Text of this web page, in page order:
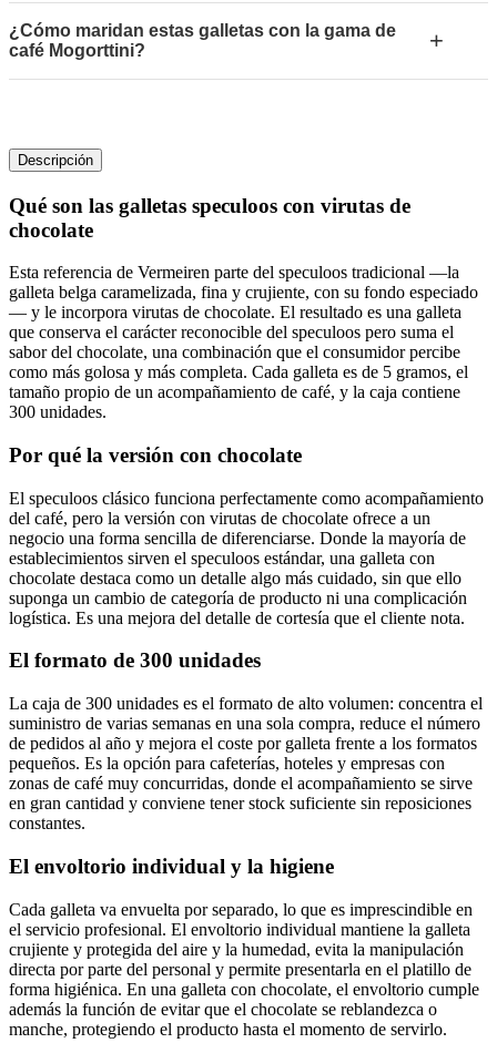
¿Cómo maridan estas galletas con la gama de
café Mogorttini?
+
Descripción
Qué son las galletas speculoos con virutas de
chocolate
Esta referencia de Vermeiren parte del speculoos tradicional —la
galleta belga caramelizada, fina y crujiente, con su fondo especiado
— y le incorpora virutas de chocolate. El resultado es una galleta
que conserva el carácter reconocible del speculoos pero suma el
sabor del chocolate, una combinación que el consumidor percibe
como más golosa y más completa. Cada galleta es de 5 gramos, el
tamaño propio de un acompañamiento de café, y la caja contiene
300 unidades.
Por qué la versión con chocolate
El speculoos clásico funciona perfectamente como acompañamiento
del café, pero la versión con virutas de chocolate ofrece a un
negocio una forma sencilla de diferenciarse. Donde la mayoría de
establecimientos sirven el speculoos estándar, una galleta con
chocolate destaca como un detalle algo más cuidado, sin que ello
suponga un cambio de categoría de producto ni una complicación
logística. Es una mejora del detalle de cortesía que el cliente nota.
El formato de 300 unidades
La caja de 300 unidades es el formato de alto volumen: concentra el
suministro de varias semanas en una sola compra, reduce el número
de pedidos al año y mejora el coste por galleta frente a los formatos
pequeños. Es la opción para cafeterías, hoteles y empresas con
zonas de café muy concurridas, donde el acompañamiento se sirve
en gran cantidad y conviene tener stock suficiente sin reposiciones
constantes.
El envoltorio individual y la higiene
Cada galleta va envuelta por separado, lo que es imprescindible en
el servicio profesional. El envoltorio individual mantiene la galleta
crujiente y protegida del aire y la humedad, evita la manipulación
directa por parte del personal y permite presentarla en el platillo de
forma higiénica. En una galleta con chocolate, el envoltorio cumple
además la función de evitar que el chocolate se reblandezca o
manche, protegiendo el producto hasta el momento de servirlo.